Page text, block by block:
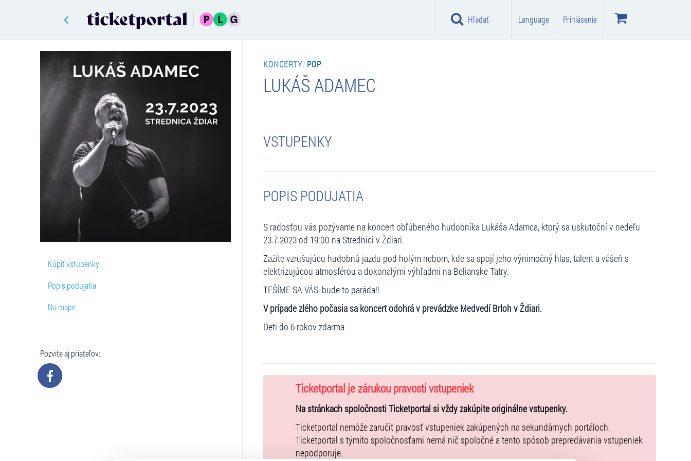
Hľadať Language Prihlásenie
Kúpiť vstupenky
Popis podujatia
Na mape
Pozvite aj priateľov:
KONCERTY/POP
LUKÁŠ ADAMEC
VSTUPENKY
POPIS PODUJATIA
S radosťou vás pozývame na koncert obľúbeného hudobníka Lukáša Adamca, ktorý sa uskutoční v nedeľu
23.7.2023 od 19:00 na Strednici v Ždiari.
Zažite vzrušujúcu hudobnú jazdu pod holým nebom, kde sa spojí jeho výnimočný hlas, talent a vášeň s
elektrizujúcou atmosférou a dokonalými výhľadmi na Belianske Tatry.
TEŠÍME SA VÁS, bude to paráda!!
V prípade zlého počasia sa koncert odohrá v prevádzke Medvedí Brloh v Ždiari.
Deti do 6 rokov zdarma
Ticketportal je zárukou pravosti vstupeniek
Na stránkach spoločnosti Ticketportal si vždy zakúpite originálne vstupenky.
Ticketportal nemôže zaručiť pravosť vstupeniek zakúpených na sekundárnych portáloch.
Ticketportal s týmito spoločnosťami nemá nič spoločné a tento spôsob prepredávania vstupeniek
nepodporuje.